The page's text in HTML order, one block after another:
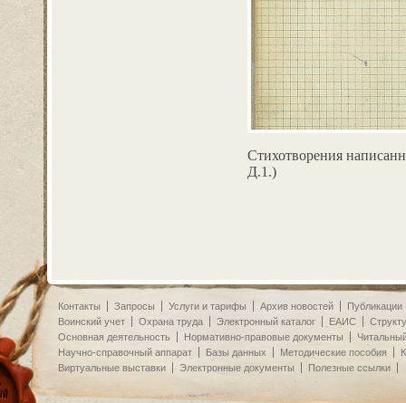
Стихотворения
Д.1.)
Контакты Запросы Услуги и тарифы Архив новостей
Публикации
Воинский учет
Охрана труда Электронный каталог ЕАИС
Основная деятельность
Нормативно-правовые документы
Научно-справочный аппарат
Базы данных Методические пособия
Виртуальные выставки
Электронные документы Полезные ссылки